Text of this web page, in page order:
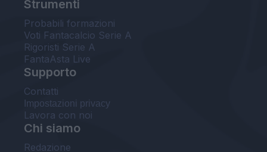
Strumenti
Probabili formazioni
Voti Fantacalcio Serie A
Rigoristi Serie A
FantaAsta Live
Supporto
Contatti
Impostazioni privacy
Lavora con noi
Chi siamo
Redazione